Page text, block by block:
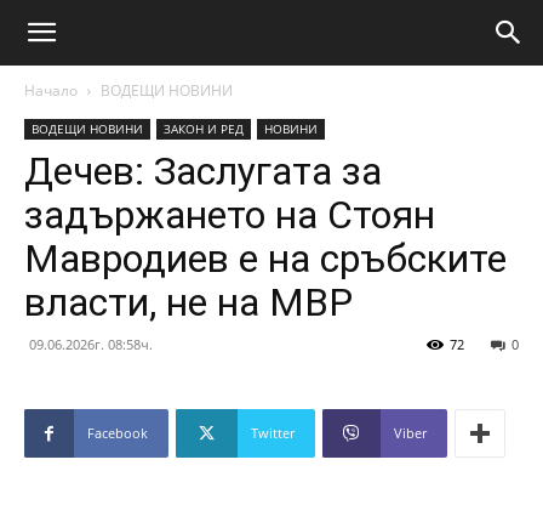
Начало ВОДЕЩИ НОВИНИ
ВОДЕЩИ НОВИНИ ЗАКОН И РЕД НОВИНИ
Дечев: Заслугата за
задържането на Стоян
Мавродиев е на сръбските
власти, не на МВР
09.06.2026г. 08:58ч. 0
72
Facebook Twitter Viber